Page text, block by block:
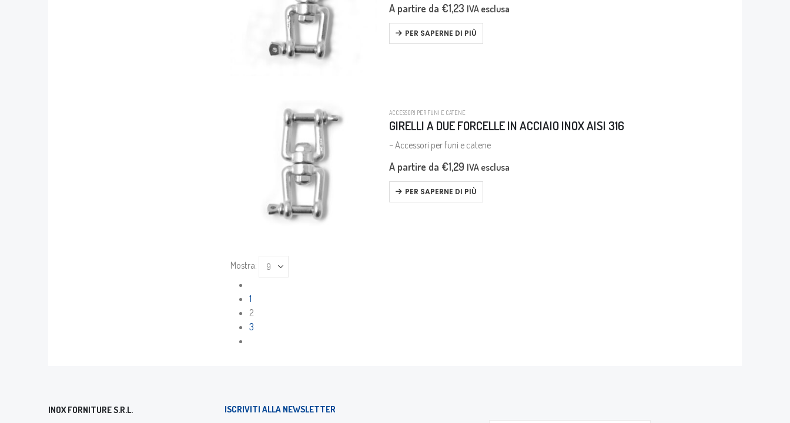
A partire da €1,23 IVA esclusa
PER SAPERNE DI PIÙ
ACCESSORI PER FUNI E CATENE
GIRELLI A DUE FORCELLE IN ACCIAIO INOX AISI 316
– Accessori per funi e catene
A partire da €1,29 IVA esclusa
PER SAPERNE DI PIÙ
Mostra:
1
2
3
INOX FORNITURE S.R.L. ISCRIVITI ALLA NEWSLETTER